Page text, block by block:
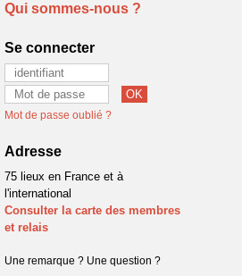
Qui sommes-nous ?
Se connecter
Mot de passe oublié ?
Adresse
75 lieux en France et à
l'international
Consulter la carte des membres
et relais
Une remarque ? Une question ?